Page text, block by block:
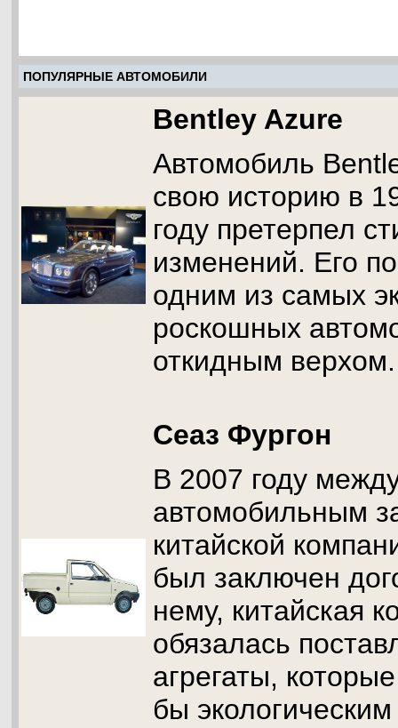
ПОПУЛЯРНЫЕ АВТОМОБИЛИ
Bentley Azure
Автомобиль
свою историю в
году претерпел
изменений. Его
одним из самых
роскошных
откидным верхом.
Сеаз Фургон
В 2007 году
автомобильным
китайской
был заключен
нему, китайская
обязалась
агрегаты,
бы